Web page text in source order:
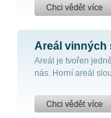
Areál vinných
Areál je tvořen
nás. Horní areál